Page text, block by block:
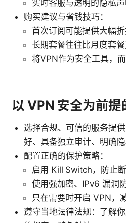
实时客服与透明的隐私声
购买建议与省钱技巧：
首次订阅可能提供大幅折
长期套餐往往比月度套
将VPN作为安全工具，
以 VPN 安全为前提
选择合规、可信的服务提
好、具备独立审计、明确隐
配置正确的保护策略：
启用 Kill Switch，防止
使用强加密、IPv6 漏洞
只在需要时开启 VPN，
遵守当地法律法规：了解